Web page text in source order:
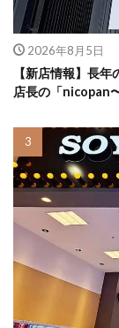
2026年8月5日
【新店情報】長
店長の「nicopan